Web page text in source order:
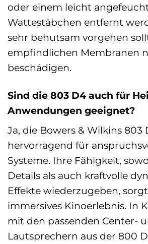
oder einem leicht
Wattestäbchen entfernt
sehr behutsam vorgehen
empfindlichen Membranen
beschädigen.
Sind die 803 D4 auch für
Anwendungen geeignet?
Ja, die Bowers & Wilkins 803
hervorragend für
Systeme. Ihre Fähigkeit,
Details als auch kraftvolle
Effekte wiederzugeben,
immersives Kinoerlebnis. In
mit den passenden Center-
Lautsprechern aus der 800